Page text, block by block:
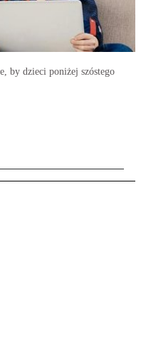
by dzieci poniżej szóstego